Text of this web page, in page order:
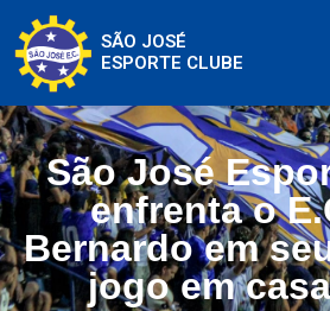
SÃO JOSÉ
ESPORTE CLUBE
São José
enfrenta o
Bernardo em
jogo em